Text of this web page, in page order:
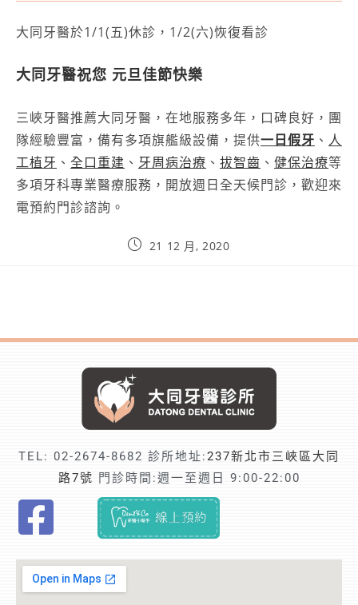
大同牙醫於1/1(五)休診，1/2(六)恢復看診
大同牙醫祝您 元旦佳節快樂
三峽牙醫推薦大同牙醫，在地服務多年，口碑良好，團
隊經驗豐富，備有多項旗艦級設備，提供一日假牙 、 人
工植牙 、 全口重建 、 牙周病治療 、 拔智齒 、 健保治療等
多項牙科專業醫療服務，開放週日全天候門診，歡迎來
電預約門診諮詢。
21 12 月, 2020
TEL: 02-2674-8682 診所地址:237新北市三峽區大同
路7號 門診時間:週一至週日 9:00-22:00
F
d